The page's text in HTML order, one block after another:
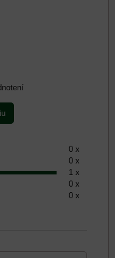
0 x
0 x
1 x
0 x
0 x